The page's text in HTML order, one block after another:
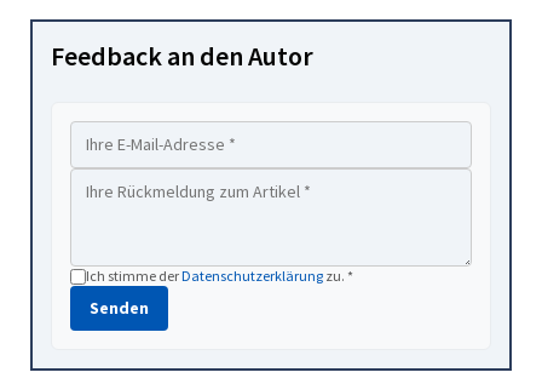
Feedback an den Autor
Ich stimme derDatenschutzerklärung zu. *
Senden